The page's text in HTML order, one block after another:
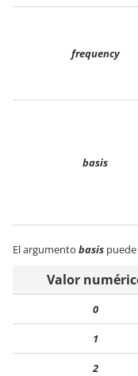
frequency
basis
El argumento basis
Valor
0
1
2